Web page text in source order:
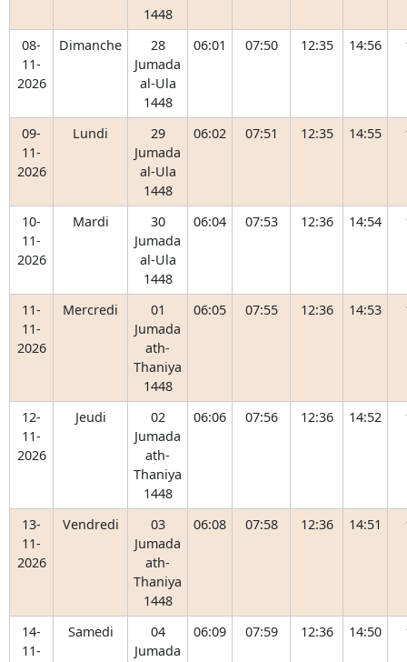
1448
08-
11-
2026
Dimanche
28
Jumada
al-Ula
1448
06:01 07:50 12:35 14:56
09-
11-
2026
Lundi
29
Jumada
al-Ula
1448
06:02 07:51 12:35 14:55
10-
11-
2026
Mardi
30
Jumada
al-Ula
1448
06:04 07:53 12:36 14:54
11-
11-
2026
Mercredi
01
Jumada
ath-
Thaniya
1448
06:05 07:55 12:36 14:53
12-
11-
2026
Jeudi
02
Jumada
ath-
Thaniya
1448
06:06 07:56 12:36 14:52
13-
11-
2026
Vendredi
03
Jumada
ath-
Thaniya
1448
06:08 07:58 12:36 14:51
14-
11-
Samedi
04
Jumada
06:09 07:59 12:36 14:50